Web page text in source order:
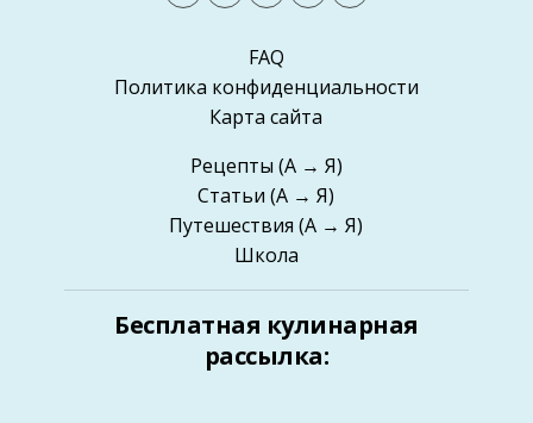
FAQ
Политика конфиденциальности
Карта сайта
Рецепты (А → Я)
Статьи (А → Я)
Путешествия (А → Я)
Школа
Бесплатная кулинарная
рассылка: